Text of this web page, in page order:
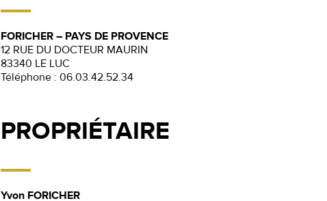
FORICHER – PAYS DE PROVENCE
12 RUE DU DOCTEUR MAURIN
83340 LE LUC
Téléphone : 06.03.42.52.34
PROPRIÉTAIRE
Yvon FORICHER